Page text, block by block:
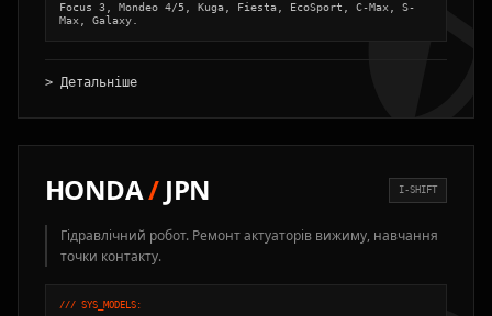
Focus 3, Mondeo 4/5, Kuga, Fiesta, EcoSport, C-Max, S-
Max, Galaxy.
> Детальніше
HONDA/JPN I-SHIFT
Гідравлічний робот. Ремонт актуаторів вижиму, навчання
точки контакту.
/// SYS_MODELS: